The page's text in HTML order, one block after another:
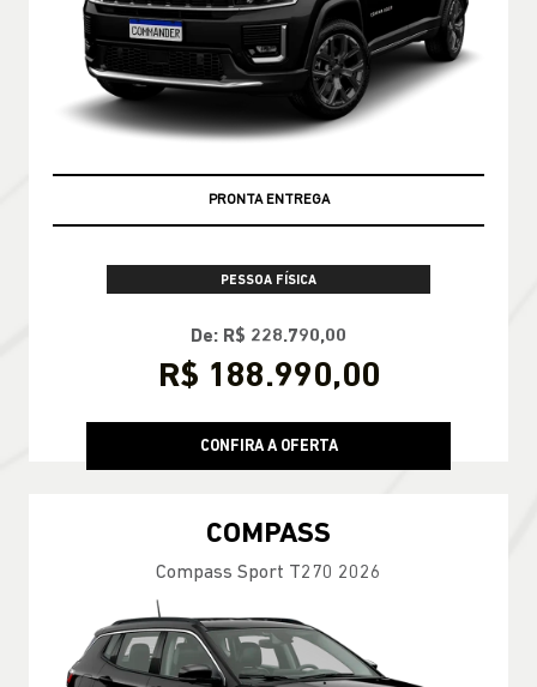
PRONTA ENTREGA
PESSOA FÍSICA
De: R$ 228.790,00
R$ 188.990,00
CONFIRA A OFERTA
COMPASS
Compass Sport T270 2026